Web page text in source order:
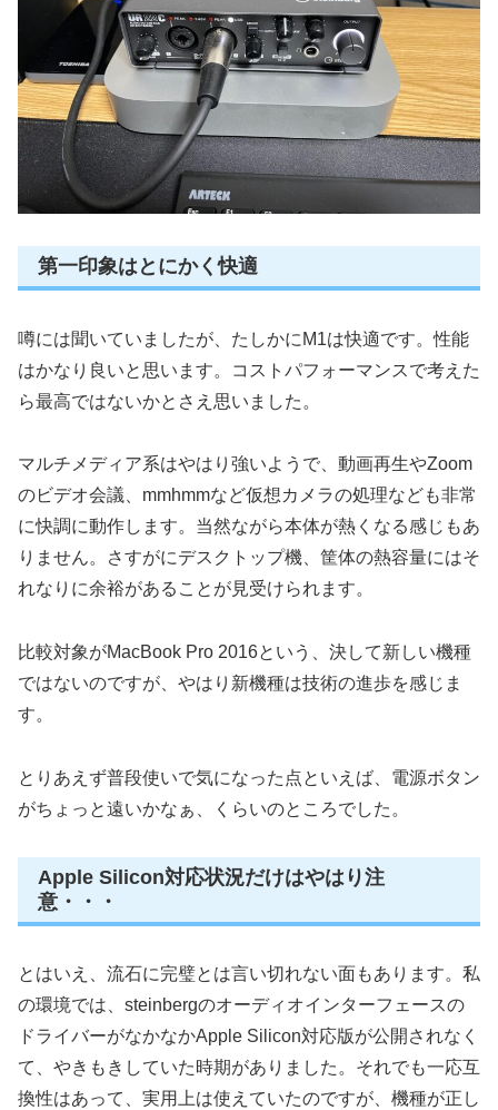
第一印象はとにかく快適
噂には聞いていましたが、たしかにM1は快適です。性能
はかなり良いと思います。コストパフォーマンスで考えた
ら最高ではないかとさえ思いました。
マルチメディア系はやはり強いようで、動画再生やZoom
のビデオ会議、mmhmmなど仮想カメラの処理なども非常
に快調に動作します。当然ながら本体が熱くなる感じもあ
りません。さすがにデスクトップ機、筐体の熱容量にはそ
れなりに余裕があることが見受けられます。
比較対象がMacBook Pro 2016という、決して新しい機種
ではないのですが、やはり新機種は技術の進歩を感じま
す。
とりあえず普段使いで気になった点といえば、電源ボタン
がちょっと遠いかなぁ、くらいのところでした。
Apple Silicon対応状況だけはやはり注
意・・・
とはいえ、流石に完璧とは言い切れない面もあります。私
の環境では、steinbergのオーディオインターフェースの
ドライバーがなかなかApple Silicon対応版が公開されなく
て、やきもきしていた時期がありました。それでも一応互
換性はあって、実用上は使えていたのですが、機種が正し